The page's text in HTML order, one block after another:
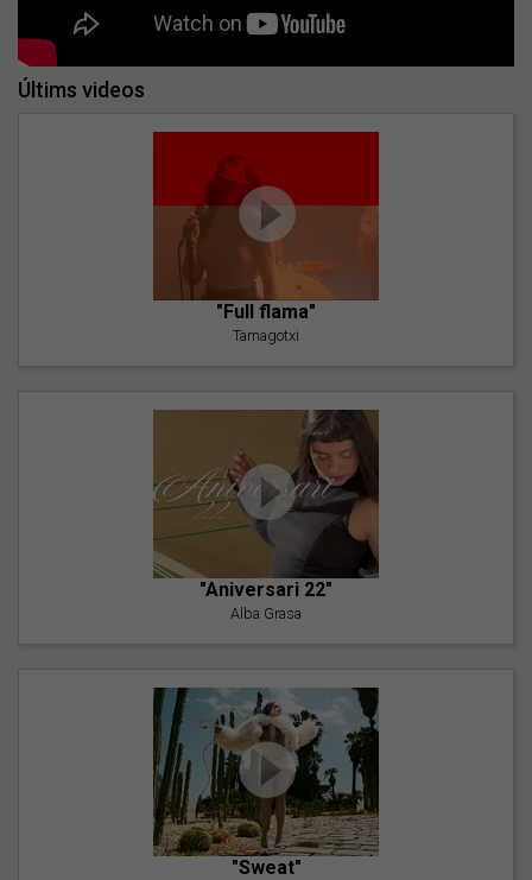
Últims videos
"Full flama"
Tamagotxi
"Aniversari 22"
Alba Grasa
"Sweat"